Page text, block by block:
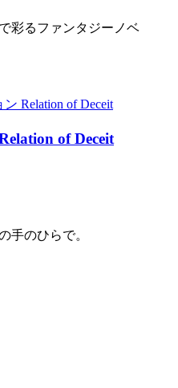
彩るファンタジーノベ
of Deceit
手のひらで。